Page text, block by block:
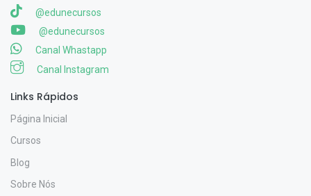
@edunecursos
@edunecursos
Canal Whastapp
Canal Instagram
Links Rápidos
Página Inicial
Cursos
Blog
Sobre Nós